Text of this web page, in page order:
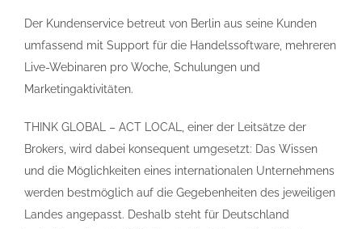
Der Kundenservice betreut von Berlin aus seine Kunden
umfassend mit Support für die Handelssoftware, mehreren
Live-Webinaren pro Woche, Schulungen und
Marketingaktivitäten.
THINK GLOBAL – ACT LOCAL, einer der Leitsätze der
Brokers, wird dabei konsequent umgesetzt: Das Wissen
und die Möglichkeiten eines internationalen Unternehmens
werden bestmöglich auf die Gegebenheiten des jeweiligen
Landes angepasst. Deshalb steht für Deutschland